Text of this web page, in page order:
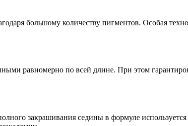
большому количеству пигментов. Особая
равномерно по всей длине. При этом
закрашивания седины в формуле